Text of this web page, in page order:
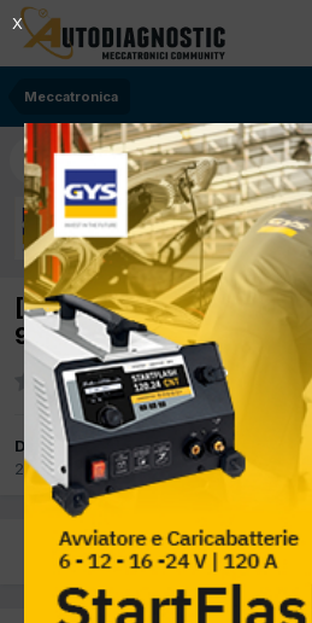
Meccatronica
[Sprinter 213 cd 04/2003
95Kw Diesel] Non fa'
Da piter
2 Aprile 2012 inMeccatronica
PREC Pagina 1 di 2
X